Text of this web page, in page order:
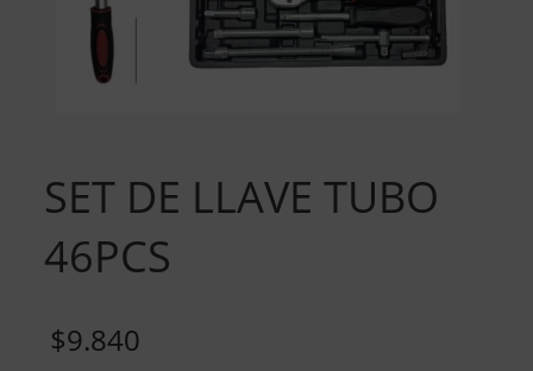
SET DE LLAVE TUBO
46PCS
$9.840